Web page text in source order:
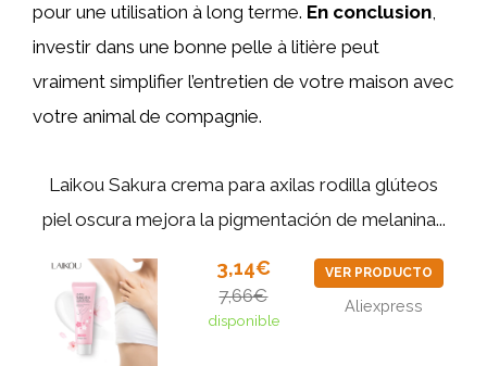
pour une utilisation à long terme. En conclusion,
investir dans une bonne pelle à litière peut
vraiment simplifier l’entretien de votre maison avec
votre animal de compagnie.
Laikou Sakura crema para axilas rodilla glúteos
piel oscura mejora la pigmentación de melanina...
3,14€
7,66€
disponible
VER PRODUCTO
Aliexpress